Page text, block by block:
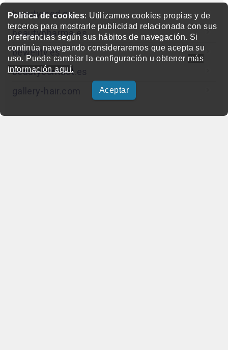
Política de cookies: Utilizamos cookies propias y de
terceros para mostrarle publicidad relacionada con sus
preferencias según sus hábitos de navegación. Si
continúa navegando consideraremos que acepta su
uso. Puede cambiar la configuración u obtener más
información aquí.
Aceptar
beautymed.es
beautypharma.es
bewellty.es
beautycontact.es
gallery-hair.com